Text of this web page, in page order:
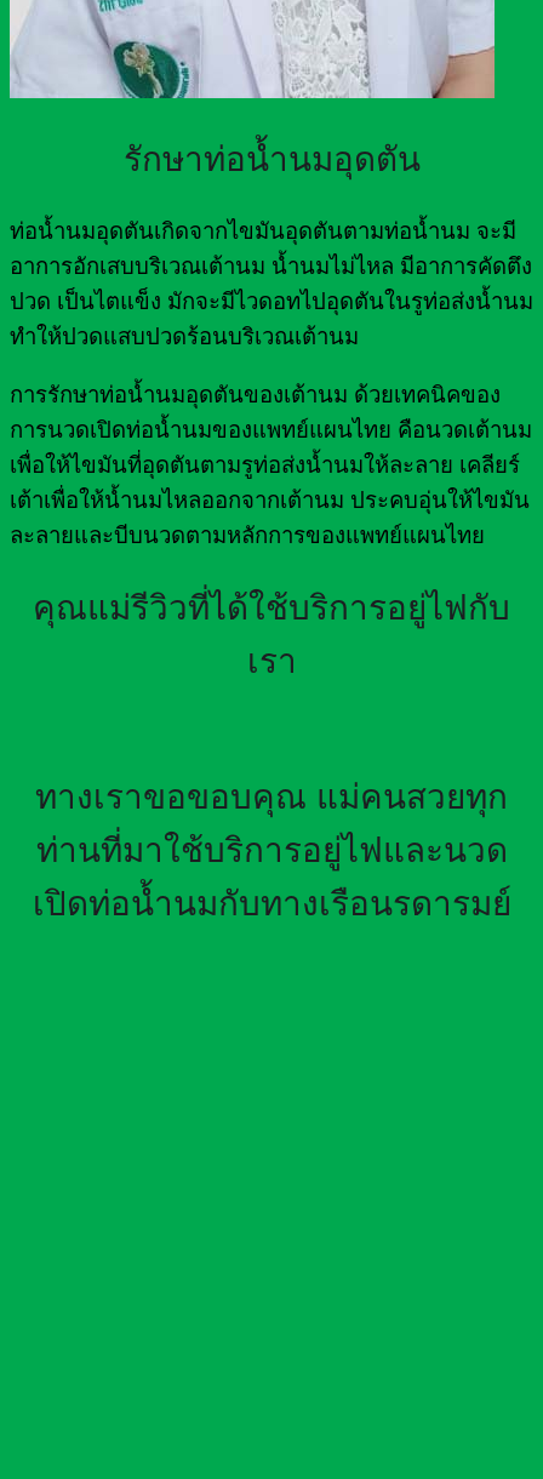
รักษาท่อน้ำนมอุดตัน
ท่อน้ำนมอุดตันเกิดจากไขมันอุดตันตามท่อน้ำนม จะมี
อาการอักเสบบริเวณเต้านม น้ำนมไม่ไหล มีอาการคัดตึง
ปวด เป็นไตแข็ง มักจะมีไวดอทไปอุดตันในรูท่อส่งน้ำนม
ทำให้ปวดแสบปวดร้อนบริเวณเต้านม
การรักษาท่อน้ำนมอุดตันของเต้านม ด้วยเทคนิคของ
การนวดเปิดท่อน้ำนมของแพทย์แผนไทย คือนวดเต้านม
เพื่อให้ไขมันที่อุดตันตามรูท่อส่งน้ำนมให้ละลาย เคลียร์
เต้าเพื่อให้น้ำนมไหลออกจากเต้านม ประคบอุ่นให้ไขมัน
ละลายและบีบนวดตามหลักการของแพทย์แผนไทย
คุณแม่รีวิวที่ได้ใช้บริการอยู่ไฟกับ
เรา
ทางเราขอขอบคุณ แม่คนสวยทุก
ท่านที่มาใช้บริการอยู่ไฟและนวด
เปิดท่อน้ำนมกับทางเรือนรดารมย์